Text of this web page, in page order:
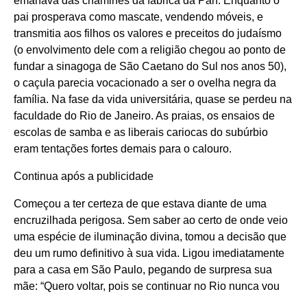
pai prosperava como mascate, vendendo móveis, e
transmitia aos filhos os valores e preceitos do judaísmo
(o envolvimento dele com a religião chegou ao ponto de
fundar a sinagoga de São Caetano do Sul nos anos 50),
o caçula parecia vocacionado a ser o ovelha negra da
família. Na fase da vida universitária, quase se perdeu na
faculdade do Rio de Janeiro. As praias, os ensaios de
escolas de samba e as liberais cariocas do subúrbio
eram tentações fortes demais para o calouro.
Continua após a publicidade
Começou a ter certeza de que estava diante de uma
encruzilhada perigosa. Sem saber ao certo de onde veio
uma espécie de iluminação divina, tomou a decisão que
deu um rumo definitivo à sua vida. Ligou imediatamente
para a casa em São Paulo, pegando de surpresa sua
mãe: “Quero voltar, pois se continuar no Rio nunca vou